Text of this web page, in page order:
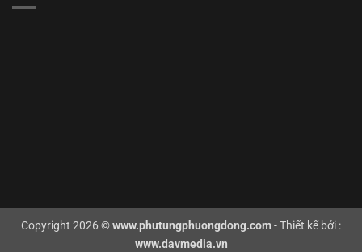
Copyright 2026 ©www.phutungphuongdong.com- Thiết kế bởi :
www.davmedia.vn